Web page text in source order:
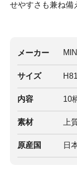
せやすさも兼ね備
メーカー
サイズ
内容 10
素材 上
原産国 日